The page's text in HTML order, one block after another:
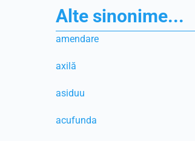
Alte sinonime...
amendare
axilă
asiduu
acufunda